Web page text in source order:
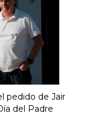
pedido de Jair
del Padre